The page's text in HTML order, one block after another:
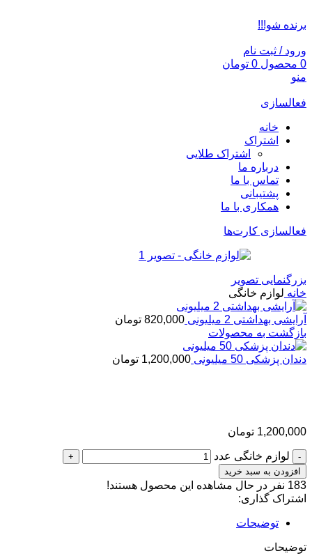
برنده شو!!!
ورود / ثبت نام
0 محصول 0 تومان
منو
فعالسازی
خانه
اشتراک
اشتراک طلایی
درباره ما
تماس با ما
پشتیبانی
همکاری با ما
فعالسازی کارت‌ها
بزرگنمایی تصویر
خانه لوازم خانگی
آرایشی بهداشتی 2 میلیونی 820,000 تومان
بازگشت به محصولات
دندان پزشکی 50 میلیونی 1,200,000 تومان
1,200,000 تومان
لوازم خانگی عدد
افزودن به سبد خرید
183 نفر در حال مشاهده این محصول هستند!
اشتراک گذاری:
توضیحات
توضیحات